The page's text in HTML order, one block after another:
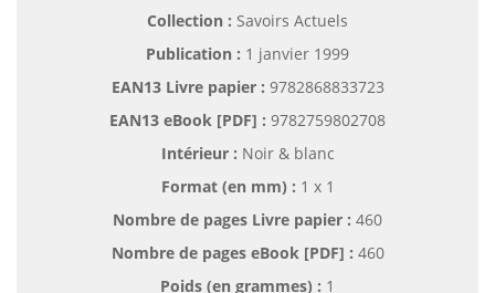
Collection : Savoirs Actuels
Publication : 1 janvier 1999
EAN13 Livre papier : 9782868833723
EAN13 eBook [PDF] : 9782759802708
Intérieur : Noir & blanc
Format (en mm) : 1 x 1
Nombre de pages Livre papier : 460
Nombre de pages eBook [PDF] : 460
Poids (en grammes) : 1